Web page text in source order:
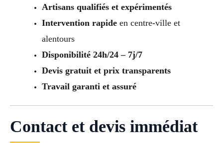
Artisans qualifiés et expérimentés
Intervention rapideen centre-ville et
alentours
Disponibilité 24h/24 – 7j/7
Devis gratuit et prix transparents
Travail garanti et assuré
Contact et devis immédiat